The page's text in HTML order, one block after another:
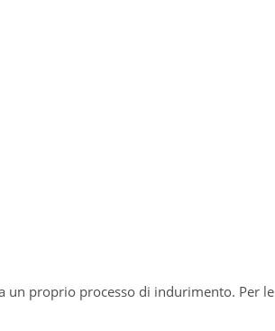
un proprio processo di indurimento. Per le